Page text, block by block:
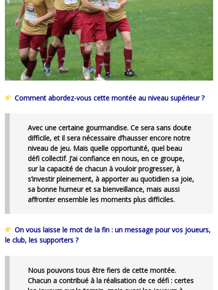
Comment abordez-vous cette montée au niveau supérieur ?
Avec une certaine gourmandise. Ce sera sans doute
difficile, et il sera nécessaire d’hausser encore notre
niveau de jeu. Mais quelle opportunité, quel beau
défi collectif. J’ai confiance en nous, en ce groupe,
sur la capacité de chacun à vouloir progresser, à
s’investir pleinement, à apporter au quotidien sa joie,
sa bonne humeur et sa bienveillance, mais aussi
affronter ensemble les moments plus difficiles.
On vous laisse le mot de la fin : un message pour vos joueurs,
le club, les supporters ?
Nous pouvons tous être fiers de cette montée.
Chacun a contribué à la réalisation de ce défi : certes